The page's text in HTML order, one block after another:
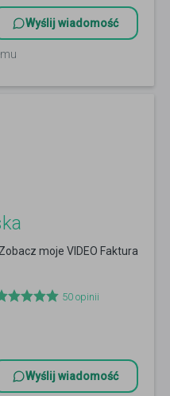
Wyślij wiadomość
moje VIDEO Faktura
50 opinii
Wyślij wiadomość